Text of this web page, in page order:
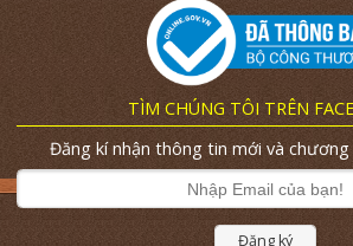
TÌM CHÚNG TÔI TRÊN
Đăng kí nhận thông tin mới và chương
Đăng ký